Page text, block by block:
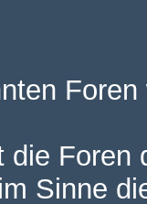
die
Sinne